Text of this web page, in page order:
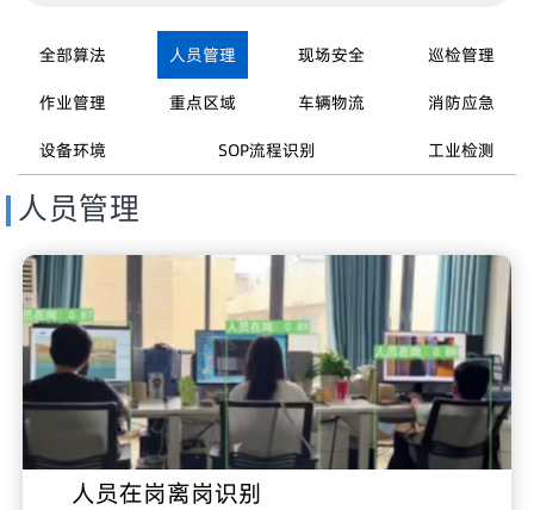
全部算法 人员管理 现场安全
巡检管理
作业管理
重点区域 车辆物流
消防应急
设备环境
SOP流程识别 工业检测
人员管理
人员在岗离岗识别